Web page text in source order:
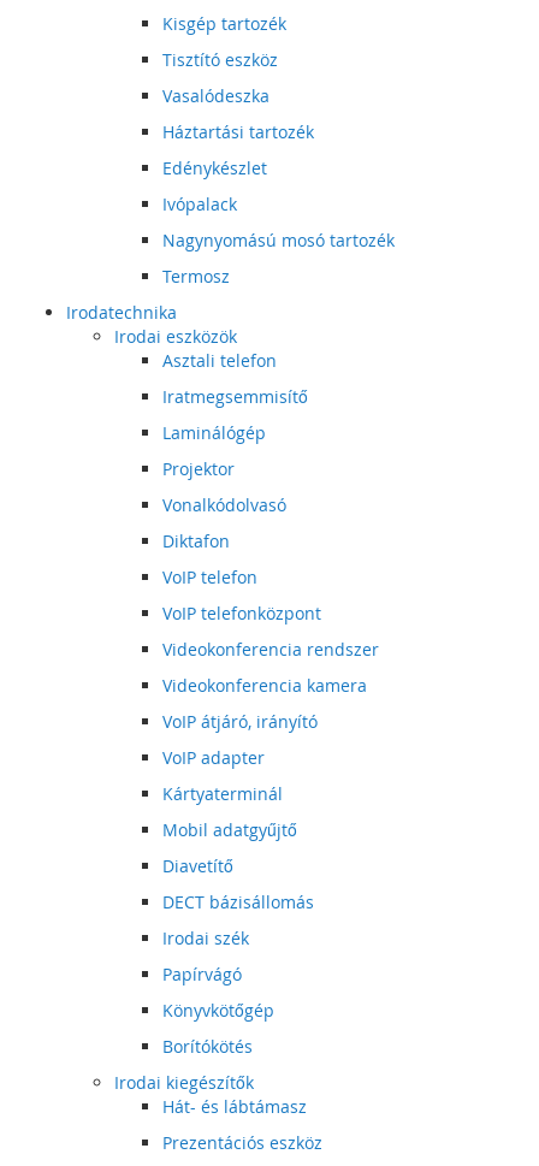
Kisgép tartozék
Tisztító eszköz
Vasalódeszka
Háztartási tartozék
Edénykészlet
Ivópalack
Nagynyomású mosó tartozék
Termosz
Irodatechnika
Irodai eszközök
Asztali telefon
Iratmegsemmisítő
Laminálógép
Projektor
Vonalkódolvasó
Diktafon
VoIP telefon
VoIP telefonközpont
Videokonferencia rendszer
Videokonferencia kamera
VoIP átjáró, irányító
VoIP adapter
Kártyaterminál
Mobil adatgyűjtő
Diavetítő
DECT bázisállomás
Irodai szék
Papírvágó
Könyvkötőgép
Borítókötés
Irodai kiegészítők
Hát- és lábtámasz
Prezentációs eszköz